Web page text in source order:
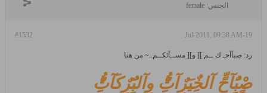
الجنس: female
#1532 19-Jul-2011, 09:38 AM
رد: صبآآحـ ك ــم ][ و][ مســآئكــم..~ من هنا
صٍْبٌَِآحٍّ آلخٌِيَرٌٍآتُِِّْ وٍآلبٌَِرٌٍكَآتُِِّْ